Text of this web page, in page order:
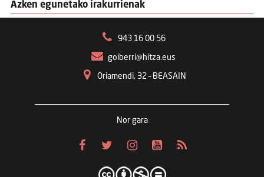
Azken egunetako irakurrienak
943 16 00 56
goiberri@hitza.eus
Oriamendi, 32 – BEASAIN
Nor gara